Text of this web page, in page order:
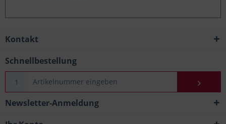
Kontakt
Schnellbestellung
Newsletter-Anmeldung